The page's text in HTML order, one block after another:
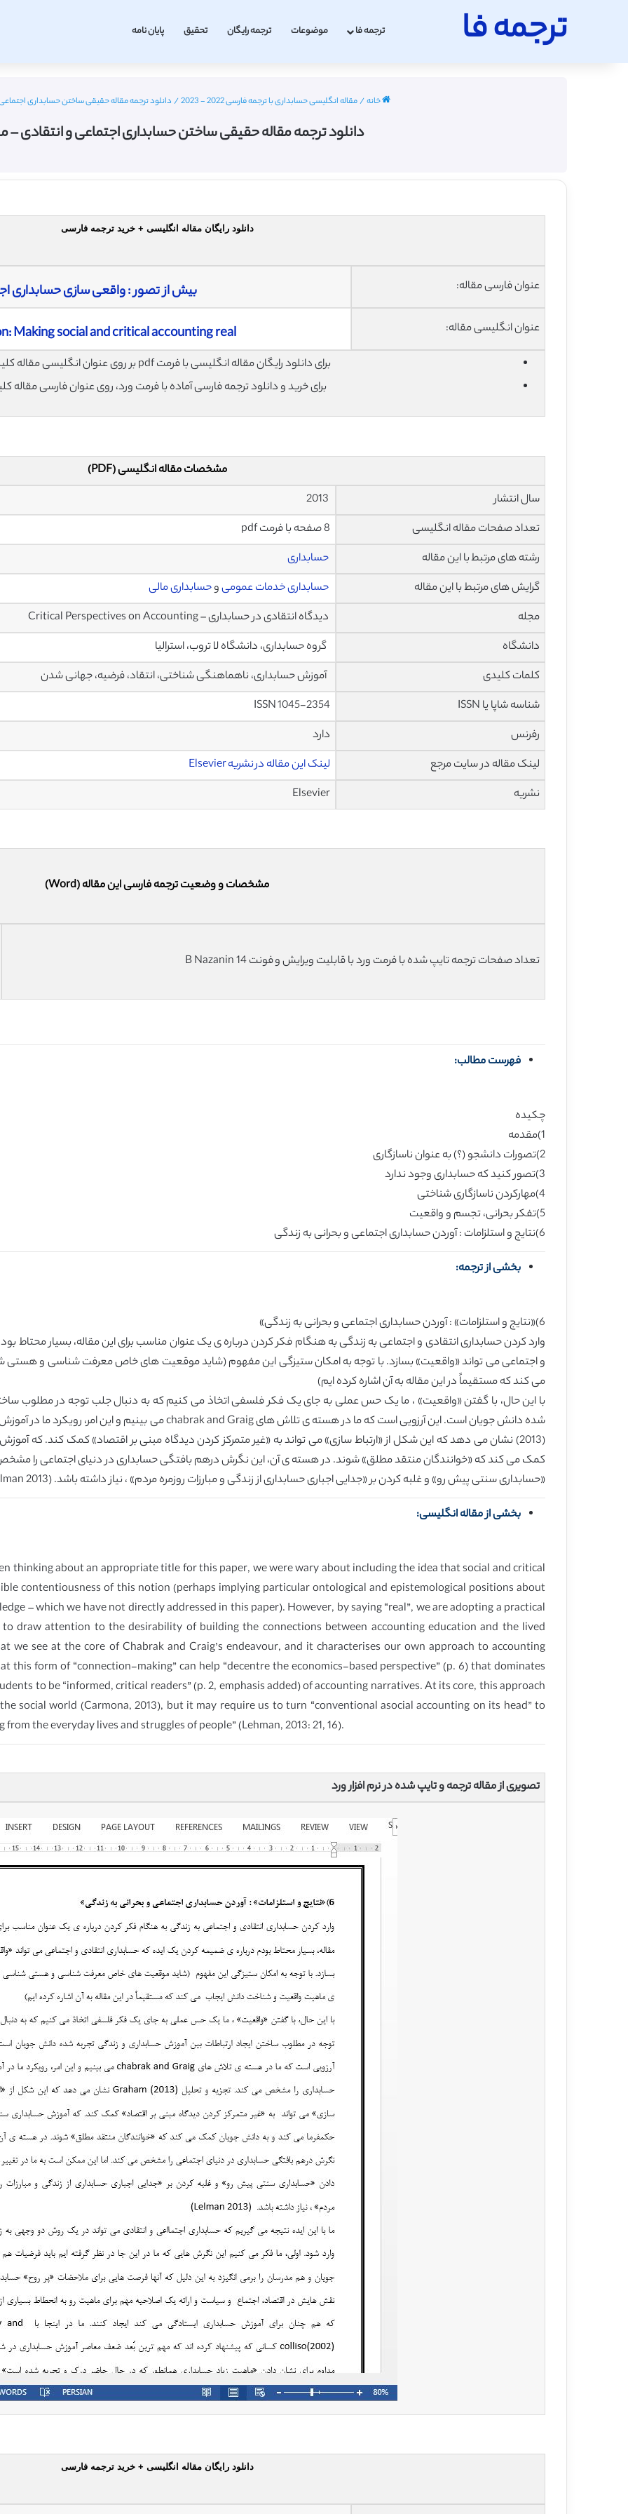
ترجمه فا ترجمه فا موضوعات ترجمه رایگان تحقیق پایان نامه
خانه/مقاله انگلیسی حسابداری با ترجمه فارسی 2022 - 2023 /دانلود ترجمه مقاله حقیقی ساختن حسابداری اجتماعی
دانلود ترجمه مقاله حقیقی ساختن حسابداری اجتماعی و انتقادی –
دانلود رایگان مقاله انگلیسی + خرید ترجمه فارسی
عنوان فارسی مقاله: بیش از تصور : واقعی سازی حسابداری
عنوان انگلیسی مقاله: Making social and critical accounting real
برای دانلود رایگان مقاله انگلیسی با فرمت pdf بر روی عنوان انگلیسی مقاله کلیک نمایید.
برای خرید و دانلود ترجمه فارسی آماده با فرمت ورد، روی عنوان فارسی مقاله
مشخصات مقاله انگلیسی (PDF)
سال انتشار
تعداد صفحات مقاله انگلیسی
8 صفحه با فرمت pdf
رشته های مرتبط با این مقاله
حسابداری
گرایش های مرتبط با این مقاله
حسابداری خدمات عمومیوحسابداری مالی
مجله
دیدگاه انتقادی در حسابداری – Critical Perspectives on Accounting
دانشگاه
گروه حسابداری، دانشگاه لا تروب، استرالیا
کلمات کلیدی
آموزش حسابداری، ناهماهنگی شناختی، انتقاد، فرضیه، جهانی شدن
شناسه شاپا یا ISSN
ISSN 1045-2354
رفرنس
دارد
لینک مقاله در سایت مرجع
لینک این مقاله در نشریه Elsevier
نشریه
Elsevier
مشخصات و وضعیت ترجمه فارسی این مقاله (Word)
تعداد صفحات ترجمه تایپ شده با فرمت ورد با قابلیت ویرایش و فونت 14 B Nazanin
فهرست مطالب:
چکیده
1)مقدمه
2)تصورات دانشجو (؟) به عنوان ناسازگاری
3)تصور کنید که حسابداری وجود ندارد
4)مهارکردن ناسازگاری شناختی
5)تفکر بحرانی، تجسم و واقعیت
6)نتایج و استلزامات : آوردن حسابداری اجتماعی و بحرانی به زندگی
بخشی از ترجمه:
6)«نتایج و استلزامات» : آوردن حسابداری اجتماعی و بحرانی به زندگی»
وارد کردن حسابداری انتقادی و اجتماعی به زندگی به هنگام فکر کردن درباره ی یک عنوان مناسب برای این مقاله، بسیار محتاط
و اجتماعی می تواند «واقعیت» بسازد. با توجه به امکان ستیزگی این مفهوم (شاید موقعیت های خاص معرفت شناسی و
می کند که مستقیماً در این مقاله به آن اشاره کرده ایم)
با این حال، با گفتن «واقعیت» ، ما یک حس عملی به جای یک فکر فلسفی اتخاذ می کنیم که به دنبال جلب توجه در مطلوب
(2013) نشان می دهد که این شکل از «ارتباط سازی» می تواند به «غیر متمرکز کردن دیدگاه مبنی بر اقتصاد» کمک کند. که
کمک می کند که «خوانندگان منتقد مطلق» شوند. در هسته ی آن، این نگرش درهم بافتگی حسابداری در دنیای اجتماعی را
«حسابداری سنتی پیش رو» و غلبه کردن بر «جدایی اجباری حسابداری از زندگی و مبارزات روزمره مردم» ، نیاز داشته باشد. (Lelman 2013)
بخشی از مقاله انگلیسی:
thinking about an appropriate title for this paper, we were wary about including the idea that social and critical
contentiousness of this notion (perhaps implying particular ontological and epistemological positions about
– which we have not directly addressed in this paper). However, by saying “real”, we are adopting a practical
draw attention to the desirability of building the connections between accounting education and the lived
we see at the core of Chabrak and Craig’s endeavour, and it characterises our own approach to accounting
this form of “connection-making” can help “decentre the economics-based perspective” (p. 6) that dominates
to be “informed, critical readers” (p. 2, emphasis added) of accounting narratives. At its core, this approach
social world (Carmona, 2013), but it may require us to turn “conventional asocial accounting on its head” to
the everyday lives and struggles of people” (Lehman, 2013: 21, 16).
تصویری از مقاله ترجمه و تایپ شده در نرم افزار ورد
دانلود رایگان مقاله انگلیسی + خرید ترجمه فارسی